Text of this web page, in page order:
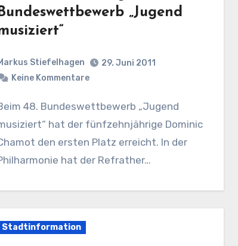
„Jugend
Stiefelhagen
29. Juni 2011
Keine Kommentare
„Jugend
hat der fünfzehnjährige Dominic
den ersten Platz erreicht. In der
hat der Refrather…
Stadtinformation